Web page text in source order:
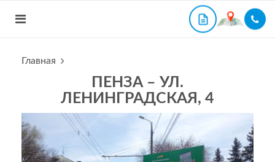
Главная
ПЕНЗА – УЛ.
ЛЕНИНГРАДСКАЯ, 4